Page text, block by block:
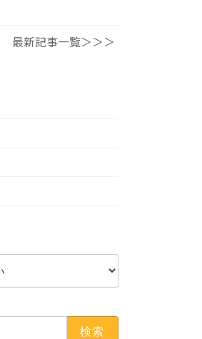
最新記事一覧＞＞＞